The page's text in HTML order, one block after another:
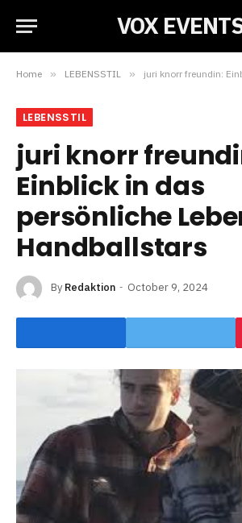
VOX
Home » LEBENSSTIL » juri knorr freundin: Einblick in das
LEBENSSTIL
juri knorr
Einblick in das
persönliche
Handballstars
By Redaktion October 9, 2024